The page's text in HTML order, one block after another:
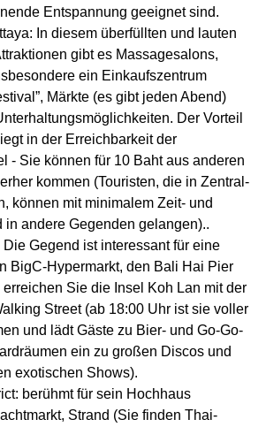
Entspannung geeignet sind.
In diesem überfüllten und lauten
gibt es Massagesalons,
ein Einkaufszentrum
Märkte (es gibt jeden Abend)
Der Vorteil
in der Erreichbarkeit der
- Sie können für 10 Baht aus anderen
kommen (Touristen, die in Zentral-
können mit minimalem Zeit- und
in andere Gegenden gelangen)..
Die Gegend ist interessant für eine
BigC-Hypermarkt, den Bali Hai Pier
erreichen Sie die Insel Koh Lan mit der
Street (ab 18:00 Uhr ist sie voller
und lädt Gäste zu Bier- und Go-Go-
ein zu großen Discos und
exotischen Shows).
berühmt für sein Hochhaus
Strand (Sie finden Thai-